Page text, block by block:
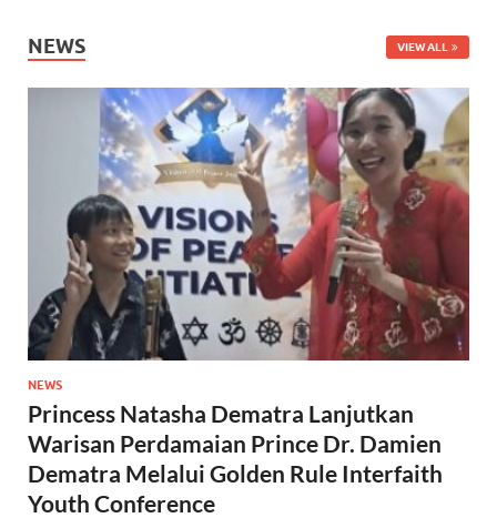
NEWS VIEW ALL
NEWS
Princess Natasha Dematra Lanjutkan
Warisan Perdamaian Prince Dr. Damien
Dematra Melalui Golden Rule Interfaith
Youth Conference